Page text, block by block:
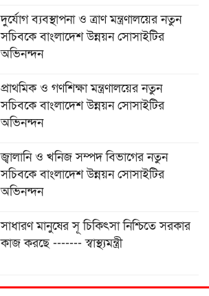
দুর্যোগ ব্যবস্থাপনা ও ত্রাণ মন্ত্রণালয়ের নতুন
সচিবকে বাংলাদেশ উন্নয়ন সোসাইটির
অভিনন্দন
প্রাথমিক ও গণশিক্ষা মন্ত্রণালয়ের নতুন
সচিবকে বাংলাদেশ উন্নয়ন সোসাইটির
অভিনন্দন
জ্বালানি ও খনিজ সম্পদ বিভাগের নতুন
সচিবকে বাংলাদেশ উন্নয়ন সোসাইটির
অভিনন্দন
সাধারণ মানুষের সূ চিকিৎসা নিশ্চিতে সরকার
কাজ করছে ------- স্বাস্থ্যমন্ত্রী